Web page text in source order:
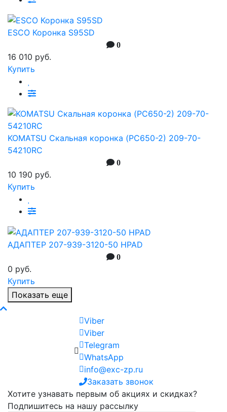
ESCO Коронка S95SD
0
16 010 руб.
Купить
KOMATSU Скальная коронка (PC650-2) 209-70-
54210RC
0
10 190 руб.
Купить
АДАПТЕР 207-939-3120-50 HPAD
0
0 руб.
Купить
Показать еще
Viber
Viber
Telegram
WhatsApp
info@exc-zp.ru
Заказать звонок
Хотите узнавать первым об акциях и скидках?
Подпишитесь на нашу рассылку